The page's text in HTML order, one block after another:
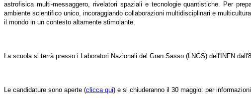
astrofisica multi-messaggero, rivelatori spaziali e tecnologie quantistiche. Per
ambiente scientifico unico, incoraggiando collaborazioni multidisciplinari e
il mondo in un contesto altamente stimolante.
La scuola si terrà presso i Laboratori Nazionali del Gran Sasso (LNGS) dell'INFN
Le candidature sono aperte (clicca qui) e si chiuderanno il 30 maggio: per